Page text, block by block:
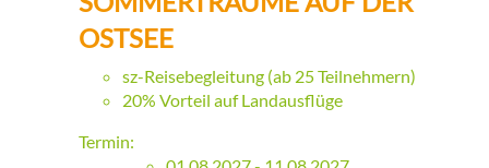
OSTSEE
sz-Reisebegleitung (ab 25 Teilnehmern)
20% Vorteil auf Landausflüge
Termin: